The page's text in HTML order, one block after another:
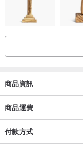
商品資訊
商品運費
付款方式